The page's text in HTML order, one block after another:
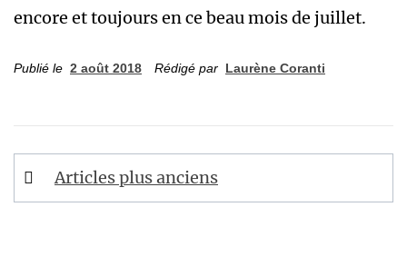
encore et toujours en ce beau mois de juillet.
Publié le 2 août 2018 Rédigé par Laurène Coranti
Articles plus anciens